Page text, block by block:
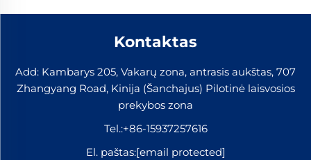
Kontaktas
Add: Kambarys 205, Vakarų zona, antrasis aukštas, 707
Zhangyang Road, Kinija (Šanchajus) Pilotinė laisvosios
prekybos zona
Tel.:+86-15937257616
El. paštas:[email protected]